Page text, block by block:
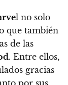
l no solo
que también
de las
. Entre ellos,
gracias
por sus